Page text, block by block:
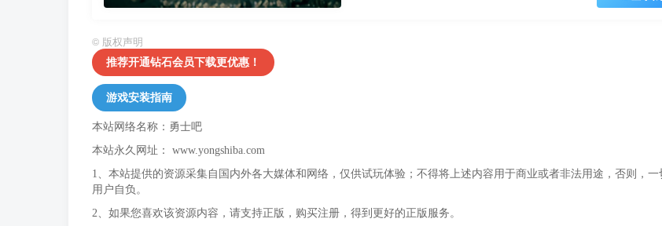
© 版权声明
推荐开通钻石会员下载更优惠！
游戏安装指南
本站网络名称：勇士吧
本站永久网址： www.yongshiba.com
1、本站提供的资源采集自国内外各大媒体和网络，仅供试玩体验；不得将上述内容用于商业或者非法用途，否则，一
用户自负。
2、如果您喜欢该资源内容，请支持正版，购买注册，得到更好的正版服务。